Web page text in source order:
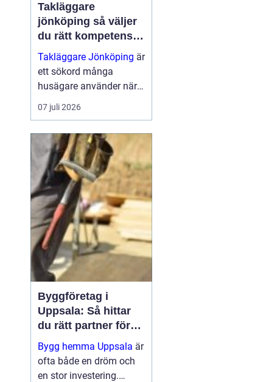
Takläggare
jönköping så väljer
du rätt kompetens
för ditt tak
Takläggare Jönköping är
ett sökord många
husägare använder när
tiden är inne för takbyte
eller takrenovering. Ett
avgörande för husets
värde, inomhusklimat
och tryg...
07 juli 2026
Byggföretag i
Uppsala: Så hittar
du rätt partner för
ditt projekt
Bygg hemma Uppsala är
ofta både en dröm och
en stor investering.